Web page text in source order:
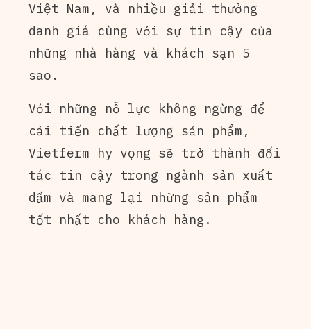
Việt Nam, và nhiều giải thưởng
danh giá cùng với sự tin cậy của
những nhà hàng và khách sạn 5
sao.
Với những nỗ lực không ngừng để
cải tiến chất lượng sản phẩm,
Vietferm hy vọng sẽ trở thành đối
tác tin cậy trong ngành sản xuất
dấm và mang lại những sản phẩm
tốt nhất cho khách hàng.